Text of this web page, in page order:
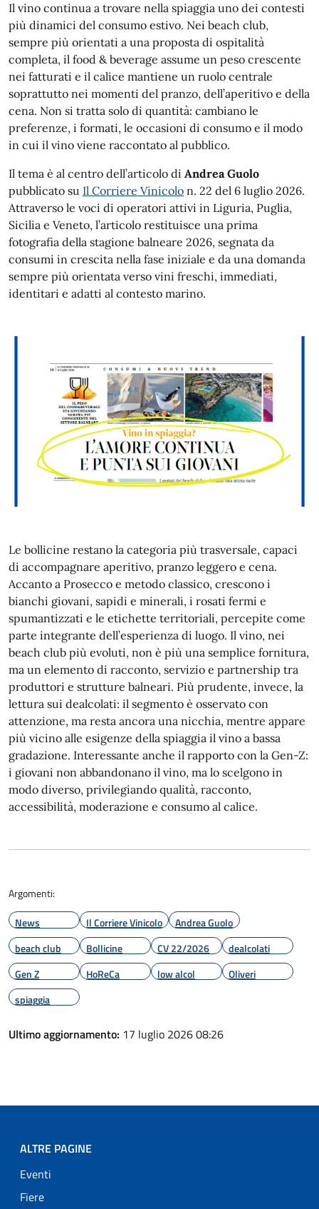
Il vino continua a trovare nella spiaggia uno dei contesti
più dinamici del consumo estivo. Nei beach club,
sempre più orientati a una proposta di ospitalità
completa, il food & beverage assume un peso crescente
nei fatturati e il calice mantiene un ruolo centrale
soprattutto nei momenti del pranzo, dell’aperitivo e della
cena. Non si tratta solo di quantità: cambiano le
preferenze, i formati, le occasioni di consumo e il modo
in cui il vino viene raccontato al pubblico.
Il tema è al centro dell’articolo di Andrea Guolo
pubblicato su Il Corriere Vinicolo n. 22 del 6 luglio 2026.
Attraverso le voci di operatori attivi in Liguria, Puglia,
Sicilia e Veneto, l’articolo restituisce una prima
fotografia della stagione balneare 2026, segnata da
consumi in crescita nella fase iniziale e da una domanda
sempre più orientata verso vini freschi, immediati,
identitari e adatti al contesto marino.
Le bollicine restano la categoria più trasversale, capaci
di accompagnare aperitivo, pranzo leggero e cena.
Accanto a Prosecco e metodo classico, crescono i
bianchi giovani, sapidi e minerali, i rosati fermi e
spumantizzati e le etichette territoriali, percepite come
parte integrante dell’esperienza di luogo. Il vino, nei
beach club più evoluti, non è più una semplice fornitura,
ma un elemento di racconto, servizio e partnership tra
produttori e strutture balneari. Più prudente, invece, la
lettura sui dealcolati: il segmento è osservato con
attenzione, ma resta ancora una nicchia, mentre appare
più vicino alle esigenze della spiaggia il vino a bassa
gradazione. Interessante anche il rapporto con la Gen-Z:
i giovani non abbandonano il vino, ma lo scelgono in
modo diverso, privilegiando qualità, racconto,
accessibilità, moderazione e consumo al calice.
Argomenti:
News
Il Corriere Vinicolo
Andrea Guolo
beach club
Bollicine CV 22/2026
dealcolati
Gen Z
HoReCa low alcol
Oliveri
spiaggia
Ultimo aggiornamento: 17 luglio 2026 08:26
ALTRE PAGINE
Eventi
Fiere